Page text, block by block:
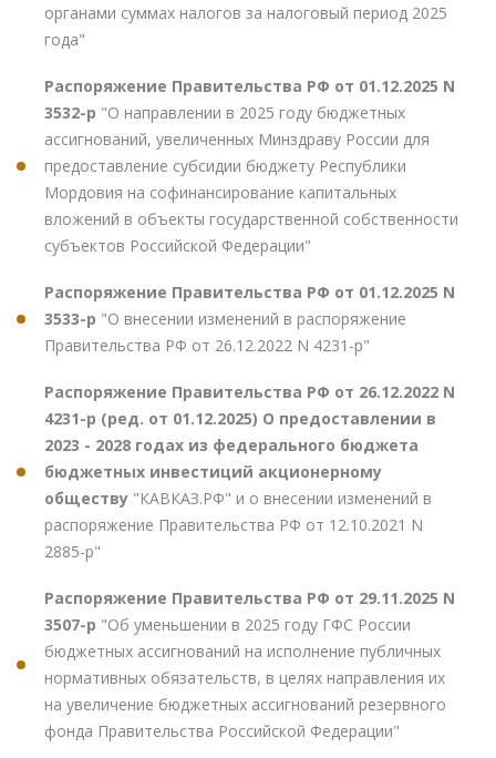
органами суммах налогов за налоговый период 2025
года"
Распоряжение Правительства РФ от 01.12.2025 N
3532-р "О направлении в 2025 году бюджетных
ассигнований, увеличенных Минздраву России для
предоставление субсидии бюджету Республики
Мордовия на софинансирование капитальных
вложений в объекты государственной собственности
субъектов Российской Федерации"
Распоряжение Правительства РФ от 01.12.2025 N
3533-р "О внесении изменений в распоряжение
Правительства РФ от 26.12.2022 N 4231-р"
Распоряжение Правительства РФ от 26.12.2022 N
4231-р (ред. от 01.12.2025) О предоставлении в
2023 - 2028 годах из федерального бюджета
бюджетных инвестиций акционерному
обществу "КАВКАЗ.РФ" и о внесении изменений в
распоряжение Правительства РФ от 12.10.2021 N
2885-р"
Распоряжение Правительства РФ от 29.11.2025 N
3507-р "Об уменьшении в 2025 году ГФС России
бюджетных ассигнований на исполнение публичных
нормативных обязательств, в целях направления их
на увеличение бюджетных ассигнований резервного
фонда Правительства Российской Федерации"